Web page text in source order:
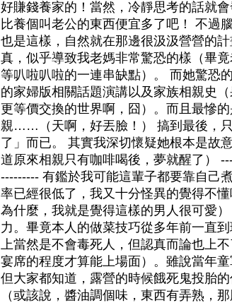
好賺錢養家的！當然，冷靜思考的話就
比養個叫老公的東西便宜多了吧！ 不過
也是這樣，自然就在那邊很汲汲營營的
真，似乎導致我老媽非常驚恐的樣（畢
等叭啦叭啦的一連串缺點）。 而她驚恐
的家婦版相關話題演講以及家族相親史
更等價交換的世界啊，囧）。而且最慘
親……（天啊，好丟臉！） 搞到最後，
了」而已。 其實我深切懷疑她根本是故
道原來相親只有咖啡喝後，夢就醒了）
--------- 有鑑於我可能這輩子都要靠自己
率已經很低了，我又十分怪異的覺得不
為什麼，我就是覺得這樣的男人很可愛
力。畢竟本人的做菜技巧從多年前一直
上當然是不會毒死人，但認真而論也上
宴席的程度才算能上場面）。雖說當年
但大家都知道，露營的時候餓死鬼投胎
（或該說，醬油調個味，東西有弄熟，